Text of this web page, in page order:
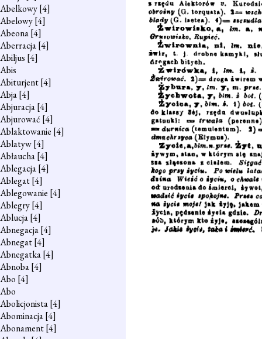
Abelkowy[4]
Abelowy[4]
Abeona[4]
Aberracja[4]
Abiljus [4]
Abis
Abiturjent[4]
Abja[4]
Abjuracja[4]
Abjurować [4]
Ablaktowanie [4]
Ablatyw[4]
Abłaucha[4]
Ablegacja[4]
Ablegat[4]
Ablegowanie [4]
Ablegry[4]
Ablucja[4]
Abnegacja[4]
Abnegat[4]
Abnegatka[4]
Abnoba[4]
Abo [4]
Abo
Abolicjonista[4]
Abominacja[4]
Abonament[4]